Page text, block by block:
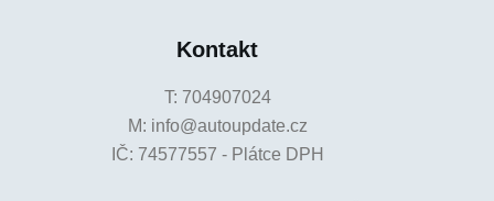
Kontakt
T: 704907024
M: info@autoupdate.cz
IČ: 74577557 - Plátce DPH